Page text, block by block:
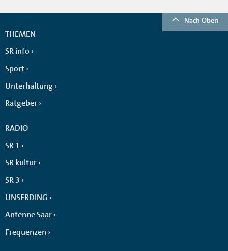
Nach Oben
THEMEN
SR info
Sport
Unterhaltung
Ratgeber
RADIO
SR 1
SR kultur
SR 3
UNSERDING
Antenne Saar
Frequenzen